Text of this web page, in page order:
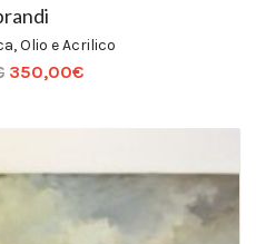
,Olio e Acrilico
350,00€